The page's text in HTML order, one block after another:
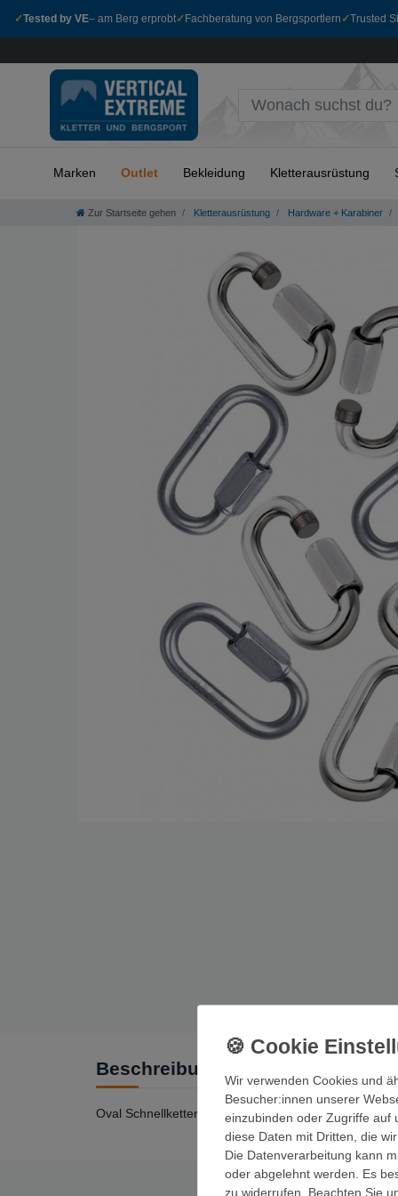
✓Tested by VE– am Berg erprobt✓ Fachberatung von Bergsportlern ✓Trusted
Marken Outlet Bekleidung Kletterausrüstung
Zur Startseite gehen Kletterausrüstung Hardware + Karabiner
Beschreibung
Oval Schnellkettenglieder mit unterschiedlichen
Wir verwenden Cookies und
Besucher:innen unserer
einzubinden oder Zugriffe auf
diese Daten mit Dritten, die
Die Datenverarbeitung kann
oder abgelehnt werden. Es
zu widerrufen. Beachten Sie